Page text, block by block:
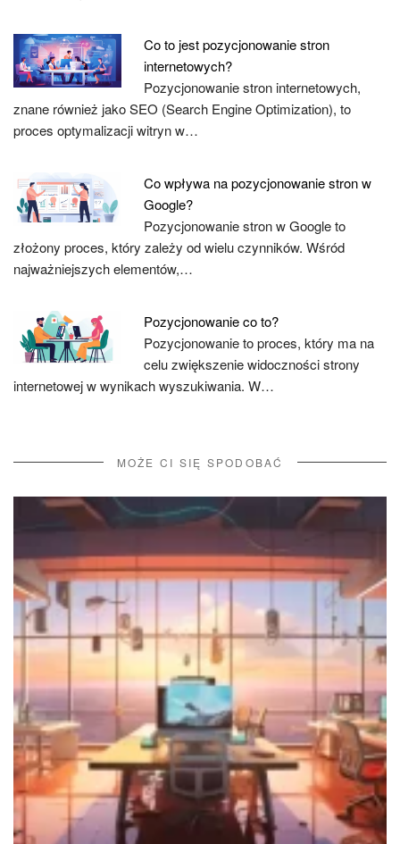
Co to jest pozycjonowanie stron
internetowych?
Pozycjonowanie stron internetowych,
znane również jako SEO (Search Engine Optimization), to
proces optymalizacji witryn w…
Co wpływa na pozycjonowanie stron w
Google?
Pozycjonowanie stron w Google to
złożony proces, który zależy od wielu czynników. Wśród
najważniejszych elementów,…
Pozycjonowanie co to?
Pozycjonowanie to proces, który ma na
celu zwiększenie widoczności strony
internetowej w wynikach wyszukiwania. W…
MOŻE CI SIĘ SPODOBAĆ